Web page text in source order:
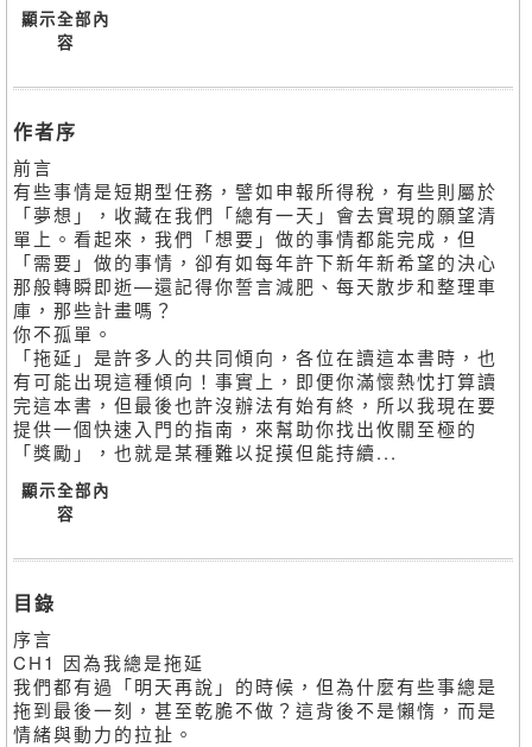
顯示全部內
容
作者序
前言
有些事情是短期型任務，譬如申報所得稅，有些則屬於
「夢想」，收藏在我們「總有一天」會去實現的願望清
單上。看起來，我們「想要」做的事情都能完成，但
「需要」做的事情，卻有如每年許下新年新希望的決心
那般轉瞬即逝—還記得你誓言減肥、每天散步和整理車
庫，那些計畫嗎？
你不孤單。
「拖延」是許多人的共同傾向，各位在讀這本書時，也
有可能出現這種傾向！事實上，即便你滿懷熱忱打算讀
完這本書，但最後也許沒辦法有始有終，所以我現在要
提供一個快速入門的指南，來幫助你找出攸關至極的
「獎勵」，也就是某種難以捉摸但能持續...
顯示全部內
容
目錄
序言
CH1 因為我總是拖延
我們都有過「明天再說」的時候，但為什麼有些事總是
拖到最後一刻，甚至乾脆不做？這背後不是懶惰，而是
情緒與動力的拉扯。